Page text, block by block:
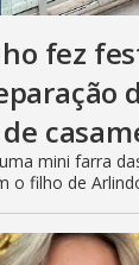
fez
mini farra
o filho de